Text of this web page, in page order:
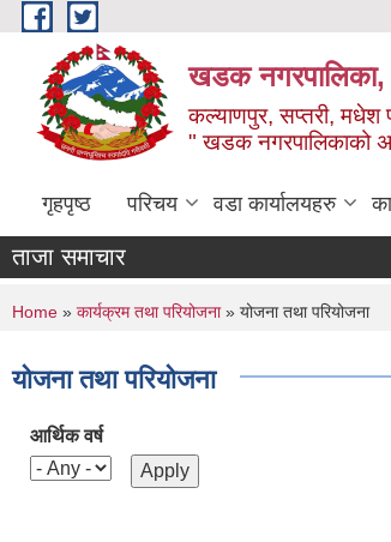
Skip to main content
खडक नगरपालिका,
कल्याणपुर, सप्तरी, मधेश
" खडक नगरपालिकाको
गृहपृष्ठ परिचय वडा कार्यालयहरु
ताजा समाचार
You are here
Home » कार्यक्रम तथा परियोजना» योजना तथा परियोजना
योजना तथा परियोजना
आर्थिक वर्ष